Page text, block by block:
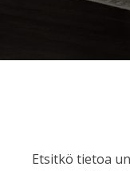
Etsitkö tietoa